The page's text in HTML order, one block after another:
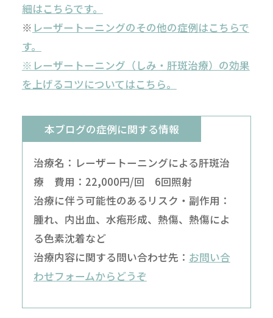
細はこちらです。
※ レーザートーニングのその他の症例はこちらで
す。
※レーザートーニング（しみ・肝斑治療）の効果
を上げるコツについてはこちら。
本ブログの症例に関する情報
治療名：レーザートーニングによる肝斑治
療 費用：22,000円/回 6回照射
治療に伴う可能性のあるリスク・副作用：
腫れ、内出血、水疱形成、熱傷、熱傷によ
る色素沈着など
治療内容に関する問い合わせ先： お問い合
わせフォームからどうぞ